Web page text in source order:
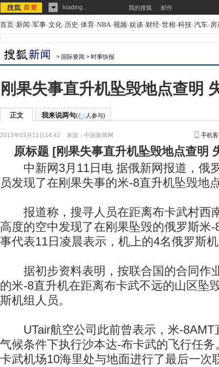
loading... 我的搜狐 邮件
首页-新闻-军事-文化-历史-体育-NBA-视频-娱谈-财经-世相-科技-汽车-房
> 国际要闻 > 时事快报
刚果失事直升机坠毁地点查明
正文 我来说两句( 人参与)
2013年03月11日14:42 来源： 中国新闻网 手机
原标题 [刚果失事直升机坠毁地点查明
中新网3月11日电 据俄新网报道，俄
员发现了在刚果失事的米-8直升机坠毁地
报道称，搜寻人员在距离布卡武村西
高度的空中发现了在刚果坠毁的俄罗斯米
事代表11日凌晨表示，机上的4名俄罗斯
据初步资料表明，按联合国的合同作
的米-8直升机在距离布卡武不远的山区坠
斯机组人员。
UTair航空公司此前曾表示，米-8AMT
气候条件下执行沙本达-布卡武的飞行任
卡武机场10海里处与地面进行了最后一次